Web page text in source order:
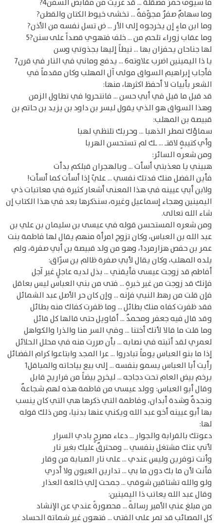
ما سيوفٌ حمرٌ مصقلةٌ ... قد عرّيت من مقابض السفن4?
وما سهامٌ صفرٌ مجوّفةٌ ... تخشى خيوط الكتان والقطن?
وما ابن ماءٍ إن يخرجوه إلى الأر ... ض تسل نفسه من الأذن?
وما عقاب زوراء تلحم من ... خلف فتهوي قصداً على سنن?5
لها جناحان يحفزان بها ... نيطاً إليها بجذوتي وسن
يا ذا اليمينين اضرب علاوته6 ... يدفع وماني في النار في قرن7
فأجاب إبراهيم السواق مولى آل المهلب وكان مقدماً في
الشعر بأبيات لا أحفظ اكثرها، منها:
قد قبل ما قيل في أبي حسن ... فانتحروا في تطاول الزمن
وهذا السواق هو الذي يقول لبسر بن داود بن يزيد بن حاتم بن
قبيصة بن المهلب:
سماؤك تمطر الذهبا ... وحربك تلتظي لهبا
وأي كتيبةٍ لاقتـ ... ـك لم تستحسن الهربا
ومن شعره السائر:
هبيني يا معذبتي أسأت ... وبالهجران قبلكم بدأت
فأين الفضل منك فدتك نفسي ... عليّ إذا أسأت كما أسأت!
ولابن أبي عيينه في هذا المعنى أشعار كثيرة في معاتبات ذي
اليمينين وهجاء إسماعيل وغيره، سنذكرها بعد في هذا الكتاب إن
شاء الله تعالى.
ومن شعره المستحسن قوله في عيسى بن سليمان بن علي بن
عبد الله بن العباس، وكان تزوج امرأة منهم يقال لها فاطمة بنت
عمر بن حفص هزارمرد1، وهو من ولد قبيصة بن أبي صفرة، ولم
يلده المهلب، وكان يقال لأبي صفرة ظالم ين سرّاق:
أفاطم قد زوجت عيسى فأيقني ... بذل لديه عاجلٍ غير آجل
فإنك قد زوجت من غير خبرةٍ ... فتى من بني العباس ليس بعاقل
فإن قلت من رهط النبي فإنه ... وإن كان حر الأصل عبد الشمائل
فقد ظفرت كفاه منك بطائل ... وما ظفرت كفاك منه بطائل
وقد قال فيه جعفر ومحمدٌ ... أقاويل حتى قالها كل قائل
وما قلت ما قالا لأنك أختنا ... وفي السر منا والذرا والكواهل
لعمري لقد أثبته في نصابه ... بأن صررت منه في محلل الحلائل
إذا ما بنو العباس يوماً تبادروا ... عرا المجد وابتاعوا كرام الفضائل
رأيت أبا العباس يسمو بنفسه ... إلى بيع بياحاته والمباقل1
يرخم بيض العام تحت دجاجه ... ليخرج بيضاً من فراريج قابل
وقال أبو العباس: وولد عيسى من فاطمة هذه لهم شجاعةٌ
ونجدةٌ وشدة أبدان، وفاطمة التي ذكرها هي التي كان ينسب
بها أبو عيينه أخو عبد الله ويكني عنها بدنيا، ومن ذلك قوله
لها:
دعوتك بالقرابة والجوار ... دعاء مصرحٍ بادي السرار
لأني عنك مشتغل بنفسي ... ومحترقٌ عليك بغير نار
وأنت توفرين وليس عندي ... على نار الصبابة من وقار
فأنت لأن ما بك دون ما بي ... تدارين العيون ولا أدري
ولو والله تشتاقين شوقي ... جمحت إلي خالعة العذار
وقال عبد الله يعاتب ذا اليمينين:
من مبلغ عني الأمير رسالةً ... محصورةً عندي عن الإنشاد
كل المصائب قد تمر على الفتى ... فتهون غير شماتة الحساد